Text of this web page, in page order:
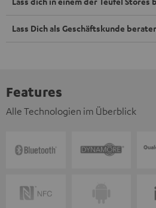
Lass Dich als Geschäftskunde
Features
Alle Technologien im Überblick